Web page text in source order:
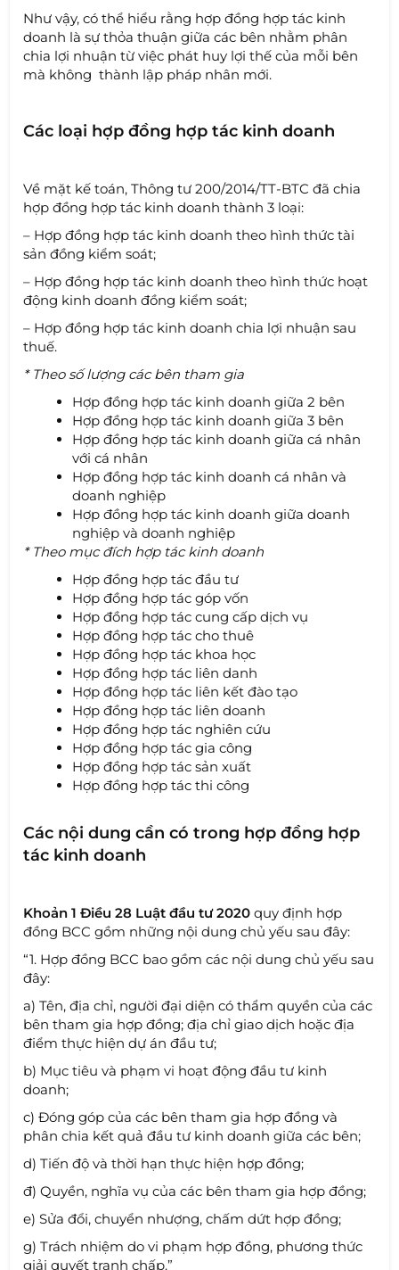
Như vậy, có thể hiểu rằng hợp đồng hợp tác kinh
doanh là sự thỏa thuận giữa các bên nhằm phân
chia lợi nhuận từ việc phát huy lợi thế của mỗi bên
mà không thành lập pháp nhân mới.
Các loại hợp đồng hợp tác kinh doanh
Về mặt kế toán, Thông tư 200/2014/TT-BTC đã chia
hợp đồng hợp tác kinh doanh thành 3 loại:
– Hợp đồng hợp tác kinh doanh theo hình thức tài
sản đồng kiểm soát;
– Hợp đồng hợp tác kinh doanh theo hình thức hoạt
động kinh doanh đồng kiểm soát;
– Hợp đồng hợp tác kinh doanh chia lợi nhuận sau
thuế.
* Theo số lượng các bên tham gia
Hợp đồng hợp tác kinh doanh giữa 2 bên
Hợp đồng hợp tác kinh doanh giữa 3 bên
Hợp đồng hợp tác kinh doanh giữa cá nhân
với cá nhân
Hợp đồng hợp tác kinh doanh cá nhân và
doanh nghiệp
Hợp đồng hợp tác kinh doanh giữa doanh
nghiệp và doanh nghiệp
* Theo mục đích hợp tác kinh doanh
Hợp đồng hợp tác đầu tư
Hợp đồng hợp tác góp vốn
Hợp đồng hợp tác cung cấp dịch vụ
Hợp đồng hợp tác cho thuê
Hợp đồng hợp tác khoa học
Hợp đồng hợp tác liên danh
Hợp đồng hợp tác liên kết đào tạo
Hợp đồng hợp tác liên doanh
Hợp đồng hợp tác nghiên cứu
Hợp đồng hợp tác gia công
Hợp đồng hợp tác sản xuất
Hợp đồng hợp tác thi công
Các nội dung cần có trong hợp đồng hợp
tác kinh doanh
Khoản 1 Điều 28 Luật đầu tư 2020 quy định hợp
đồng BCC gồm những nội dung chủ yếu sau đây:
“1. Hợp đồng BCC bao gồm các nội dung chủ yếu sau
đây:
a) Tên, địa chỉ, người đại diện có thẩm quyền của các
bên tham gia hợp đồng; địa chỉ giao dịch hoặc địa
điểm thực hiện dự án đầu tư;
b) Mục tiêu và phạm vi hoạt động đầu tư kinh
doanh;
c) Đóng góp của các bên tham gia hợp đồng và
phân chia kết quả đầu tư kinh doanh giữa các bên;
d) Tiến độ và thời hạn thực hiện hợp đồng;
đ) Quyền, nghĩa vụ của các bên tham gia hợp đồng;
e) Sửa đổi, chuyển nhượng, chấm dứt hợp đồng;
g) Trách nhiệm do vi phạm hợp đồng, phương thức
giải quyết tranh chấp.”